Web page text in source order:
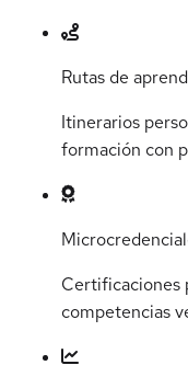
Rutas de
Itinerarios
formación con
Certificaciones
competencias